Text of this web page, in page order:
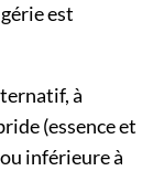
est
à
(essence et
inférieure à